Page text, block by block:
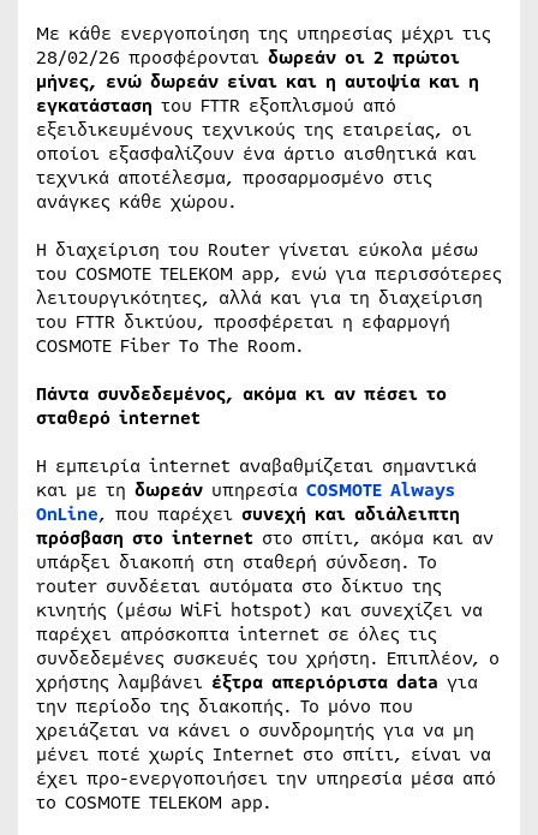
Με κάθε ενεργοποίηση της υπηρεσίας μέχρι τις
28/02/26 προσφέρονται δωρεάν οι 2 πρώτοι
μήνες, ενώ δωρεάν είναι και η αυτοψία και η
εγκατάσταση του FTTR εξοπλισμού από
εξειδικευμένους τεχνικούς της εταιρείας, οι
οποίοι εξασφαλίζουν ένα άρτιο αισθητικά και
τεχνικά αποτέλεσμα, προσαρμοσμένο στις
ανάγκες κάθε χώρου.
Η διαχείριση του Router γίνεται εύκολα μέσω
του COSMOTE TELEKOM app, ενώ για περισσότερες
λειτουργικότητες, αλλά και για τη διαχείριση
του FTTR δικτύου, προσφέρεται η εφαρμογή
COSMOTE Fiber To The Room.
Πάντα συνδεδεμένος, ακόμα κι αν πέσει το
σταθερό internet
Η εμπειρία internet αναβαθμίζεται σημαντικά
και με τη δωρεάν υπηρεσία COSMOTE Always
OnLine, που παρέχει συνεχή και αδιάλειπτη
πρόσβαση στο internet στο σπίτι, ακόμα και αν
υπάρξει διακοπή στη σταθερή σύνδεση. Το
router συνδέεται αυτόματα στο δίκτυο της
κινητής (μέσω WiFi hotspot) και συνεχίζει να
παρέχει απρόσκοπτα internet σε όλες τις
συνδεδεμένες συσκευές του χρήστη. Επιπλέον, ο
χρήστης λαμβάνει έξτρα απεριόριστα data για
την περίοδο της διακοπής. Το μόνο που
χρειάζεται να κάνει ο συνδρομητής για να μη
μένει ποτέ χωρίς Internet στο σπίτι, είναι να
έχει προ-ενεργοποιήσει την υπηρεσία μέσα από
το COSMOTE TELEKOM app.